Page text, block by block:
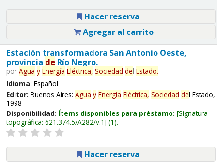
Hacer reserva
Agregar al carrito
Estación transformadora San Antonio Oeste,
provincia deRío Negro.
por Agua y Energía Eléctrica, Sociedad del Estado.
Idioma: Español
Editor: Buenos Aires: Agua y Energía Eléctrica, Sociedad del Estado,
1998
Disponibilidad: Ítems disponibles para préstamo: Signatura
topográfica: 621.374.5/A282/v.1 (1).
Hacer reserva